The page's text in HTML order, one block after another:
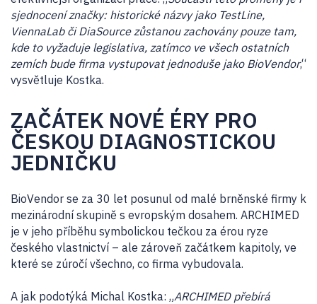
sjednocení značky: historické názvy jako TestLine,
ViennaLab či DiaSource zůstanou zachovány pouze tam,
kde to vyžaduje legislativa, zatímco ve všech ostatních
zemích bude firma vystupovat jednoduše jako BioVendor,“
vysvětluje Kostka.
ZAČÁTEK NOVÉ ÉRY PRO
ČESKOU DIAGNOSTICKOU
JEDNIČKU
BioVendor se za 30 let posunul od malé brněnské firmy k
mezinárodní skupině s evropským dosahem. ARCHIMED
je v jeho příběhu symbolickou tečkou za érou ryze
českého vlastnictví – ale zároveň začátkem kapitoly, ve
které se zúročí všechno, co firma vybudovala.
A jak podotýká Michal Kostka: „ARCHIMED přebírá